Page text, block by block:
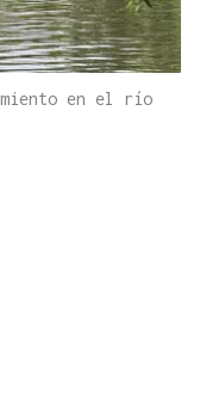
en el río